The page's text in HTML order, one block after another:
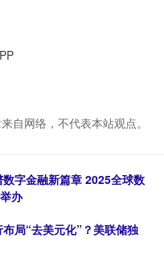
自网络，不代表本站观点。
字金融新篇章 2025全球数
办
局“去美元化”？美联储独